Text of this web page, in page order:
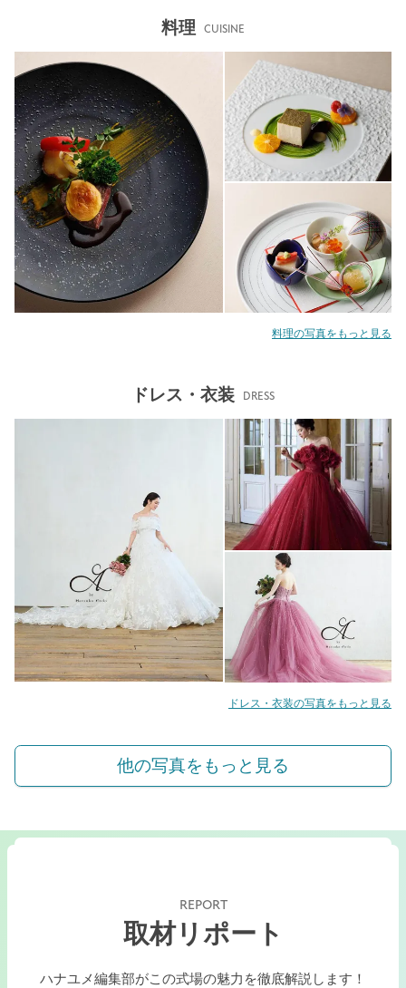
料理 CUISINE
料理の写真をもっと見る
ドレス・衣装 DRESS
ドレス・衣装の写真をもっと見る
他の写真をもっと見る
REPORT
取材リポート
ハナユメ編集部がこの式場の魅力を徹底解説します！